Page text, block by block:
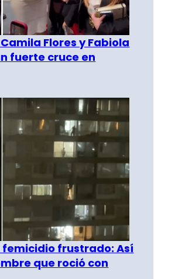
Flores y Fabiola
fuerte cruce en
frustrado: Así
que roció con